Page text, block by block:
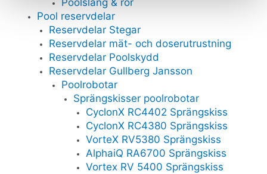
Poolslang & rör
Pool reservdelar
Reservdelar Stegar
Reservdelar mät- och doserutrustning
Reservdelar Poolskydd
Reservdelar Gullberg Jansson
Poolrobotar
Sprängskisser poolrobotar
CyclonX RC4402 Sprängskiss
CyclonX RC4380 Sprängskiss
VorteX RV5380 Sprängskiss
AlphaiQ RA6700 Sprängskiss
Vortex RV 5400 Sprängskiss